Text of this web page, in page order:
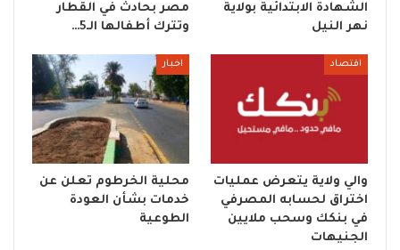
الشهادة الابتدائية بولاية
نهر النيل
مصر بحادث في القطار
وتترك أطفالها الـ5…
اقتصاد
والي ولاية يتعرض عمليات
اختراق لحسابه المصرفي
في بنكك وسحب ملايين
الجنيهات
اخبار
محلية الخرطوم تعلن عن
خدمات بشأن العودة
الطوعية